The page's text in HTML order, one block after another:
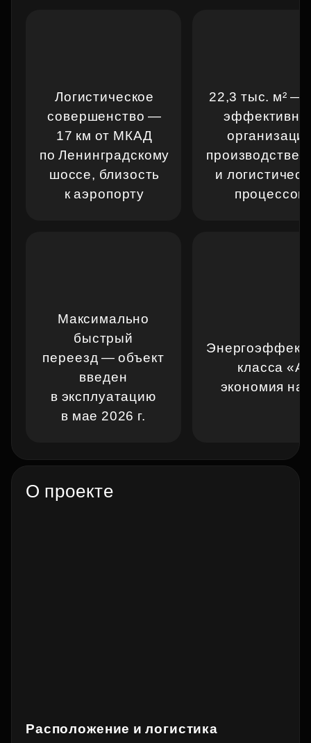
Логистическое
совершенство —
17 км от МКАД
по Ленинградскому
шоссе, близость
к аэропорту
Максимально
быстрый
переезд — объект
введен
в эксплуатацию
в мае 2026 г.
22,3 тыс. м² —
и
процессов
класса
экономия на
О проекте
Расположение и логистика